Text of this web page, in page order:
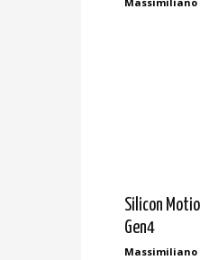
Silicon
Gen4
Massimiliano